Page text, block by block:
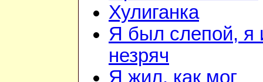
Хулиганка
Я был слепой, я
незряч
Я жил, как мог